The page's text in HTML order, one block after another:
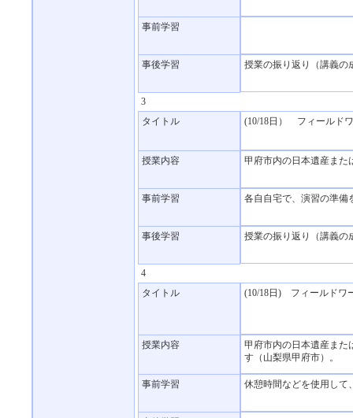
事前学習
事後学習 授業の振り返り（講義
3
タイトル
(10/18日） フィールド
授業内容 甲府市内の日本遺産ま
事前学習 各自自宅で、演習の準
事後学習 授業の振り返り（講義
4
タイトル
(10/18日) フィールドワ
授業内容
甲府市内の日本遺産また
す（山梨県甲府市）。
事前学習 休憩時間などを使用し